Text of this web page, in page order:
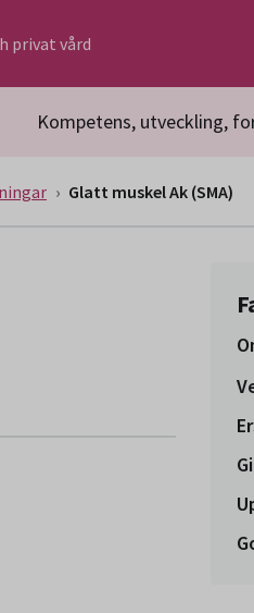
privat vård
Kompetens, utveckling,
Glatt muskel Ak (SMA)